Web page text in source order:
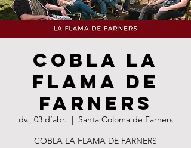
COBLA LA
FLAMA DE
FARNERS
dv., 03 d’abr.
  |
Santa Coloma de Farners
COBLA LA FLAMA DE FARNERS